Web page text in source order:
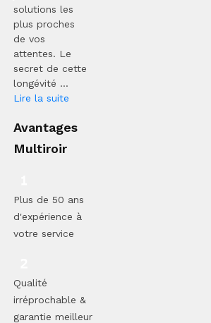
solutions les
plus proches
de vos
attentes. Le
secret de cette
longévité ...
Lire la suite
Avantages
Multiroir
Plus de 50 ans
d'expérience à
votre service
Qualité
irréprochable &
garantie meilleur